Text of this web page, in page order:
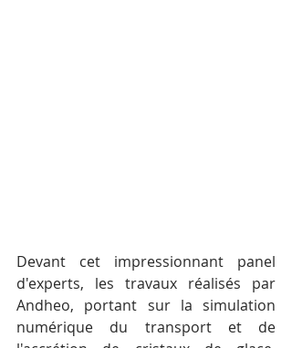
Devant cet impressionnant panel
d'experts, les travaux réalisés par
Andheo, portant sur la simulation
numérique du transport et de